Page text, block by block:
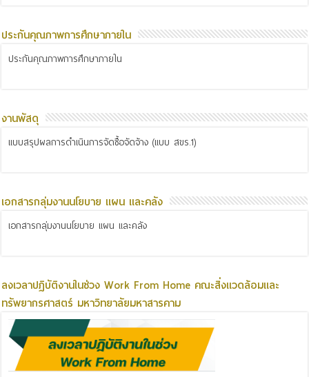
ประกันคุณภาพการศึกษาภายใน
ประกันคุณภาพการศึกษาภายใน
งานพัสดุ
แบบสรุปผลการดำเนินการจัดซื้อจัดจ้าง (แบบ สขร.1)
เอกสารกลุ่มงานนโยบาย แผน และคลัง
เอกสารกลุ่มงานนโยบาย แผน และคลัง
ลงเวลาปฏิบัติงานในช่วง Work From Home คณะสิ่งแวดล้อมและ
ทรัพยากรศาสตร์ มหาวิทยาลัยมหาสารคาม